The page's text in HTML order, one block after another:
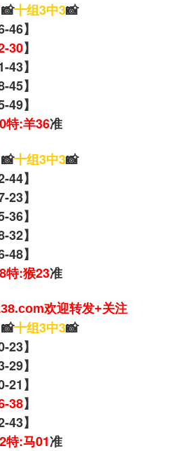
📸十组3中3📸
46】
30】
43】
45】
49】
特:羊36准
📸十组3中3📸
44】
23】
36】
32】
48】
特:猴23准
欢迎转发+关注
📸十组3中3📸
23】
29】
21】
38】
43】
特:马01准